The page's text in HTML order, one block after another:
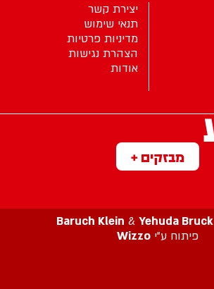
מבזקים +
יצירת קשר
תנאי שימוש
מדיניות פרטיות
הצהרת נגישות
אודות
Baruch Klein & Yehuda Bruck
פיתוח ע”י Wizzo